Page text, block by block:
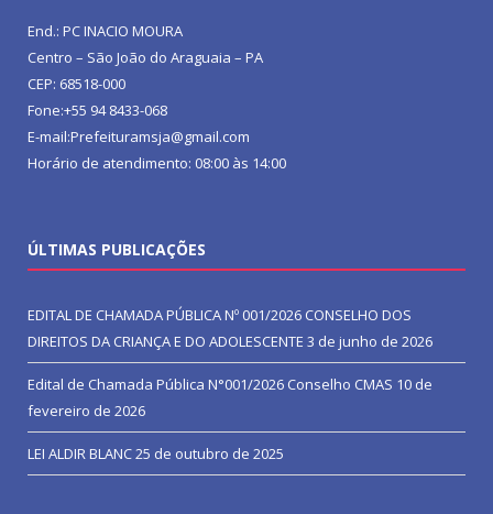
End.: PC INACIO MOURA
Centro – São João do Araguaia – PA
CEP: 68518-000
Fone:+55 94 8433-068
E-mail:Prefeituramsja@gmail.com
Horário de atendimento: 08:00 às 14:00
ÚLTIMAS PUBLICAÇÕES
EDITAL DE CHAMADA PÚBLICA Nº 001/2026 CONSELHO DOS
DIREITOS DA CRIANÇA E DO ADOLESCENTE 3 de junho de 2026
Edital de Chamada Pública N°001/2026 Conselho CMAS 10 de
fevereiro de 2026
LEI ALDIR BLANC25 de outubro de 2025